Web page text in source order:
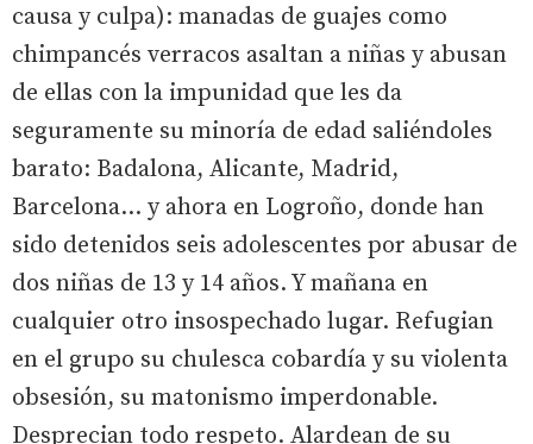
causa y culpa): manadas de guajes como
chimpancés verracos asaltan a niñas y abusan
de ellas con la impunidad que les da
seguramente su minoría de edad saliéndoles
barato: Badalona, Alicante, Madrid,
Barcelona... y ahora en Logroño, donde han
sido detenidos seis adolescentes por abusar de
dos niñas de 13 y 14 años. Y mañana en
cualquier otro insospechado lugar. Refugian
en el grupo su chulesca cobardía y su violenta
obsesión, su matonismo imperdonable.
Desprecian todo respeto. Alardean de su